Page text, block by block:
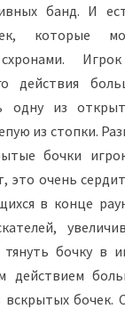
банд. И
которые
действия
одну из
из стопки.
бочки
это очень
в конце
тянуть бочку в
действием
бочек.